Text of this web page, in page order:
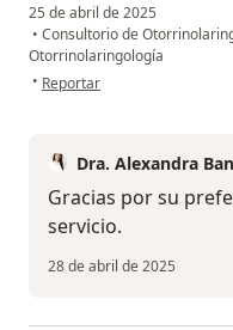
25 de abril de 2025
• Consultorio de
Otorrinolaringología
• en opinión del usuario Sara
Reportar
Dra. Alexandra
Gracias por su
servicio.
28 de abril de 2025